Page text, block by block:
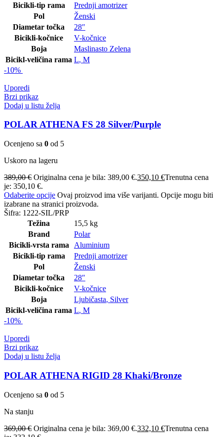
Bicikli-tip rama
Prednji amotrizer
Pol
Ženski
Diametar točka
28″
Bicikli-kočnice
V-kočnice
Boja
Maslinasto Zelena
Bicikl-veličina rama L, M
-10%
Uporedi
Brzi prikaz
Dodaj u listu želja
POLAR ATHENA FS 28 Silver/Purple
Ocenjeno sa 0 od 5
Uskoro na lageru
389,00€ Originalna cena je bila: 389,00 €.350,10 €Trenutna cena
je: 350,10 €.
Odaberite opcije Ovaj proizvod ima više varijanti. Opcije mogu biti
izabrane na stranici proizvoda.
Šifra: 1222-SIL/PRP
Težina
15,5 kg
Brand
Polar
Bicikli-vrsta rama
Aluminium
Bicikli-tip rama
Prednji amotrizer
Pol
Ženski
Diametar točka
28″
Bicikli-kočnice
V-kočnice
Boja
Ljubičasta, Silver
Bicikl-veličina rama L, M
-10%
Uporedi
Brzi prikaz
Dodaj u listu želja
POLAR ATHENA RIGID 28 Khaki/Bronze
Ocenjeno sa 0 od 5
Na stanju
369,00€ Originalna cena je bila: 369,00 €.332,10 €Trenutna cena